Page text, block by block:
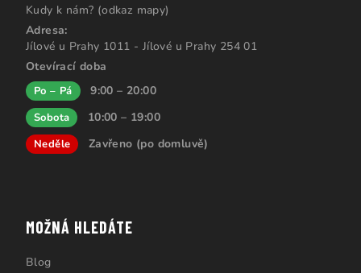
Kudy k nám? (odkaz mapy)
Adresa:
Jílové u Prahy 1011 - Jílové u Prahy 254 01
Otevírací doba
Po – Pá 9:00 – 20:00
Sobota 10:00 – 19:00
Neděle Zavřeno (po domluvě)
MOŽNÁ HLEDÁTE
Blog